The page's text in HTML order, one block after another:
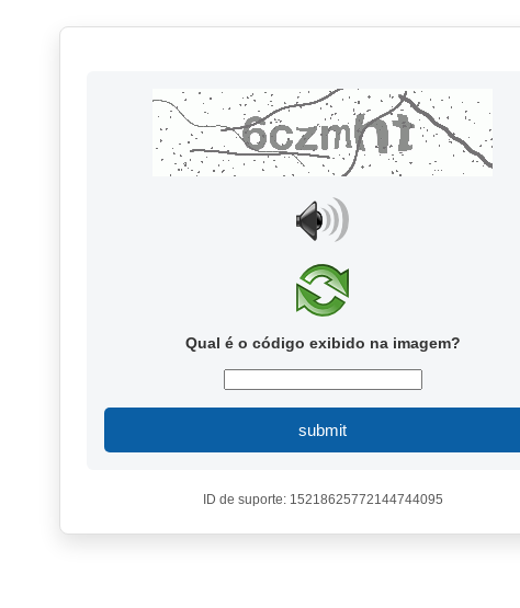
Qual é o código exibido na imagem?
submit
ID de suporte: 15218625772144744095